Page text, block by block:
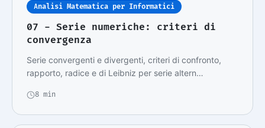
Analisi Matematica per Informatici
07 - Serie numeriche: criteri di
convergenza
Serie convergenti e divergenti, criteri di confronto,
rapporto, radice e di Leibniz per serie altern…
8 min